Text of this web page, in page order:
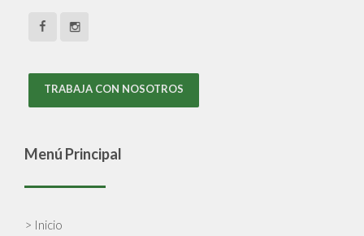
TRABAJA CON NOSOTROS
Menú Principal
> Inicio